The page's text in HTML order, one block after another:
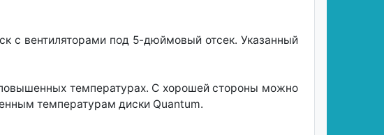
с вентиляторами под 5-дюймовый отсек. Указанный
температурах. C хорошей стороны можно
температурам диски Quantum.